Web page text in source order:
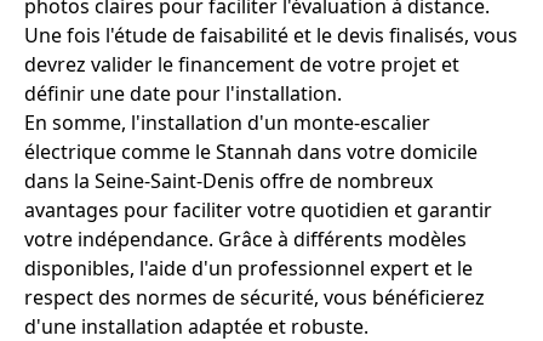
photos claires pour faciliter l'évaluation à distance.
Une fois l'étude de faisabilité et le devis finalisés, vous
devrez valider le financement de votre projet et
définir une date pour l'installation.
En somme, l'installation d'un monte-escalier
électrique comme le Stannah dans votre domicile
dans la Seine-Saint-Denis offre de nombreux
avantages pour faciliter votre quotidien et garantir
votre indépendance. Grâce à différents modèles
disponibles, l'aide d'un professionnel expert et le
respect des normes de sécurité, vous bénéficierez
d'une installation adaptée et robuste.